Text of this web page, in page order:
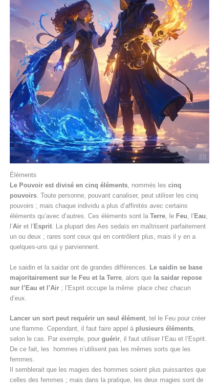
Éléments
Le Pouvoir est divisé en cinq éléments, nommés les cinq
pouvoirs. Toute personne, pouvant canaliser, peut utiliser les cinq
pouvoirs ; mais chaque individu a plus d’affinités avec certains
éléments qu’avec d’autres. Ces éléments sont la Terre, le Feu, l’ Eau,
l’Air et l’ Esprit. La plupart des Aes sedaïs en maîtrisent parfaitement
un ou deux ; rares sont ceux qui en contrôlent plus, mais il y en a
quelques-uns qui y parviennent.
Le saidin et la saidar ont de grandes différences. Le saidin se base
majoritairement sur le Feu et la Terre , alors que la saidar repose
sur l’Eau et l’Air ; l’Esprit occupe la même place chez chacun
d’eux.
Lancer un sort peut requérir un seul élément , tel le Feu pour créer
une flamme. Cependant, il faut faire appel à plusieurs éléments
selon le cas. Par exemple, pour guérir , il faut utiliser l’Eau et l’Esprit.
De ce fait, les hommes n’utilisent pas les mêmes sorts que les
femmes.
Il semblerait que les magies des hommes soient plus puissantes que
celles des femmes ; mais dans la pratique, les deux magies sont de